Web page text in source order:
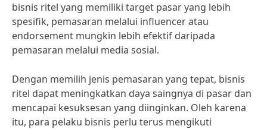
bisnis ritel yang memiliki target pasar yang lebih
spesifik, pemasaran melalui influencer atau
endorsement mungkin lebih efektif daripada
pemasaran melalui media sosial.
Dengan memilih jenis pemasaran yang tepat, bisnis
ritel dapat meningkatkan daya saingnya di pasar dan
mencapai kesuksesan yang diinginkan. Oleh karena
itu, para pelaku bisnis perlu terus mengikuti